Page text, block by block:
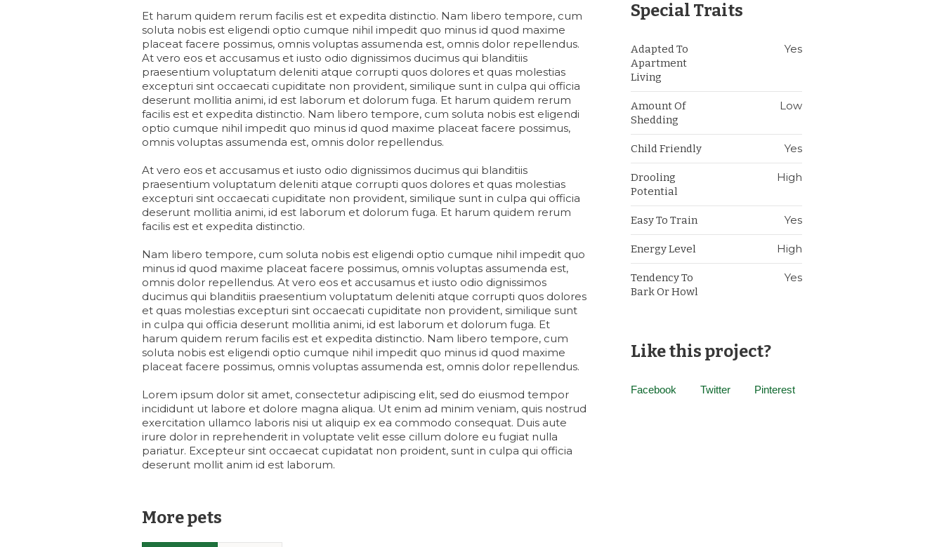
Et harum quidem rerum facilis est et expedita distinctio. Nam libero tempore, cum
soluta nobis est eligendi optio cumque nihil impedit quo minus id quod maxime
placeat facere possimus, omnis voluptas assumenda est, omnis dolor repellendus.
At vero eos et accusamus et iusto odio dignissimos ducimus qui blanditiis
praesentium voluptatum deleniti atque corrupti quos dolores et quas molestias
excepturi sint occaecati cupiditate non provident, similique sunt in culpa qui officia
deserunt mollitia animi, id est laborum et dolorum fuga. Et harum quidem rerum
facilis est et expedita distinctio. Nam libero tempore, cum soluta nobis est eligendi
optio cumque nihil impedit quo minus id quod maxime placeat facere possimus,
omnis voluptas assumenda est, omnis dolor repellendus.
At vero eos et accusamus et iusto odio dignissimos ducimus qui blanditiis
praesentium voluptatum deleniti atque corrupti quos dolores et quas molestias
excepturi sint occaecati cupiditate non provident, similique sunt in culpa qui officia
deserunt mollitia animi, id est laborum et dolorum fuga. Et harum quidem rerum
facilis est et expedita distinctio.
Nam libero tempore, cum soluta nobis est eligendi optio cumque nihil impedit quo
minus id quod maxime placeat facere possimus, omnis voluptas assumenda est,
omnis dolor repellendus. At vero eos et accusamus et iusto odio dignissimos
ducimus qui blanditiis praesentium voluptatum deleniti atque corrupti quos dolores
et quas molestias excepturi sint occaecati cupiditate non provident, similique sunt
in culpa qui officia deserunt mollitia animi, id est laborum et dolorum fuga. Et
harum quidem rerum facilis est et expedita distinctio. Nam libero tempore, cum
soluta nobis est eligendi optio cumque nihil impedit quo minus id quod maxime
placeat facere possimus, omnis voluptas assumenda est, omnis dolor repellendus.
Lorem ipsum dolor sit amet, consectetur adipiscing elit, sed do eiusmod tempor
incididunt ut labore et dolore magna aliqua. Ut enim ad minim veniam, quis nostrud
exercitation ullamco laboris nisi ut aliquip ex ea commodo consequat. Duis aute
irure dolor in reprehenderit in voluptate velit esse cillum dolore eu fugiat nulla
pariatur. Excepteur sint occaecat cupidatat non proident, sunt in culpa qui officia
deserunt mollit anim id est laborum.
Special Traits
Adapted To
Apartment
Living
Yes
Amount Of
Shedding
Low
Child Friendly Yes
Drooling
Potential
High
Easy To Train Yes
Energy Level High
Tendency To
Bark Or Howl
Yes
Like this project?
Facebook Twitter Pinterest
More pets